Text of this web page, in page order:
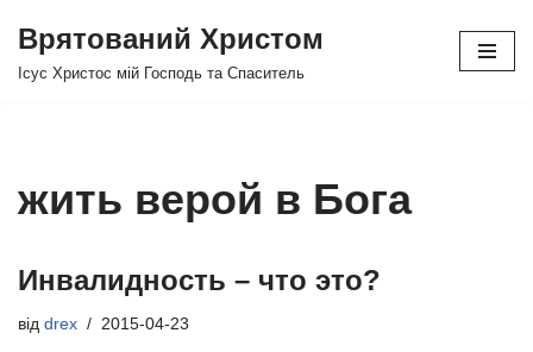
Перейти
Врятований Христом
Ісус Христос мій Господь та Спаситель
жить верой в Бога
Инвалидность – что это?
від drex 2015-04-23